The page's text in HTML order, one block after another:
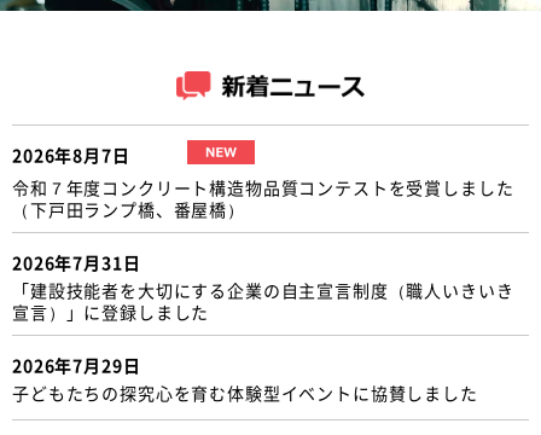
2026年8月7日
令和７年度コンクリート構造物品質コンテストを受賞しました
（下戸田ランプ橋、番屋橋）
2026年7月31日
「建設技能者を大切にする企業の自主宣言制度（職人いきいき
宣言）」に登録しました
2026年7月29日
子どもたちの探究心を育む体験型イベントに協賛しました